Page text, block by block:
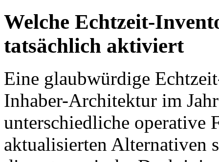
Welche Echtzeit-
tatsächlich aktiviert
Eine glaubwürdige
Inhaber-Architektur im
unterschiedliche operative
aktualisierten Alternativen